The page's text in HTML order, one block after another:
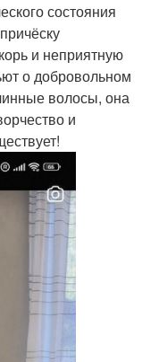
состояния
и неприятную
о добровольном
волосы, она
и